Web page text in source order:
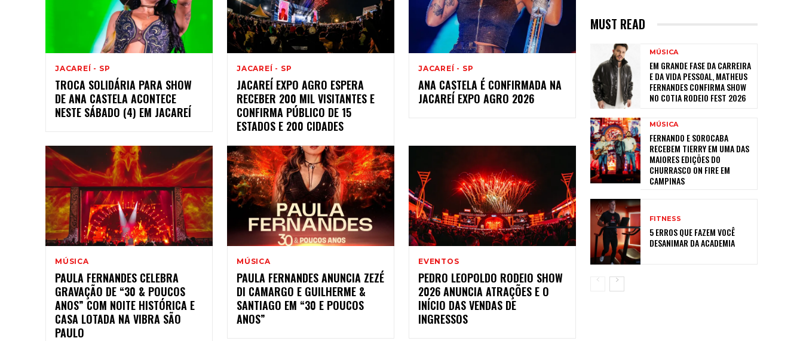
JACAREÍ - SP
TROCA SOLIDÁRIA PARA SHOW
DE ANA CASTELA ACONTECE
NESTE SÁBADO (4) EM JACAREÍ
JACAREÍ - SP
JACAREÍ EXPO AGRO ESPERA
RECEBER 200 MIL VISITANTES E
CONFIRMA PÚBLICO DE 15
ESTADOS E 200 CIDADES
JACAREÍ - SP
ANA CASTELA É CONFIRMADA NA
JACAREÍ EXPO AGRO 2026
MÚSICA
PAULA FERNANDES CELEBRA
GRAVAÇÃO DE “30 & POUCOS
ANOS” COM NOITE HISTÓRICA E
CASA LOTADA NA VIBRA SÃO
PAULO
MÚSICA
PAULA FERNANDES ANUNCIA ZEZÉ
DI CAMARGO E GUILHERME &
SANTIAGO EM “30 E POUCOS
ANOS”
EVENTOS
PEDRO LEOPOLDO RODEIO SHOW
2026 ANUNCIA ATRAÇÕES E O
INÍCIO DAS VENDAS DE
INGRESSOS
MUST READ
MÚSICA
EM GRANDE FASE DA CARREIRA
E DA VIDA PESSOAL, MATHEUS
FERNANDES CONFIRMA SHOW
NO COTIA RODEIO FEST 2026
MÚSICA
FERNANDO E SOROCABA
RECEBEM TIERRY EM UMA DAS
MAIORES EDIÇÕES DO
CHURRASCO ON FIRE EM
CAMPINAS
FITNESS
5 ERROS QUE FAZEM VOCÊ
DESANIMAR DA ACADEMIA